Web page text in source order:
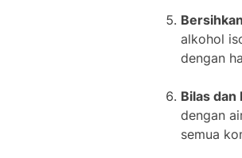
alkohol
dengan
Bilas dan
dengan
semua